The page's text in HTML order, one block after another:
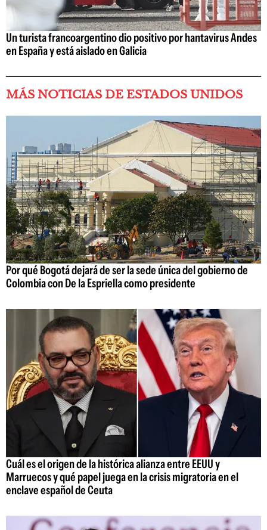
Un turista francoargentino dio positivo por hantavirus Andes
en España y está aislado en Galicia
MÁS NOTICIAS DE ESTADOS UNIDOS
Por qué Bogotá dejará de ser la sede única del gobierno de
Colombia con De la Espriella como presidente
Cuál es el origen de la histórica alianza entre EEUU y
Marruecos y qué papel juega en la crisis migratoria en el
enclave español de Ceuta